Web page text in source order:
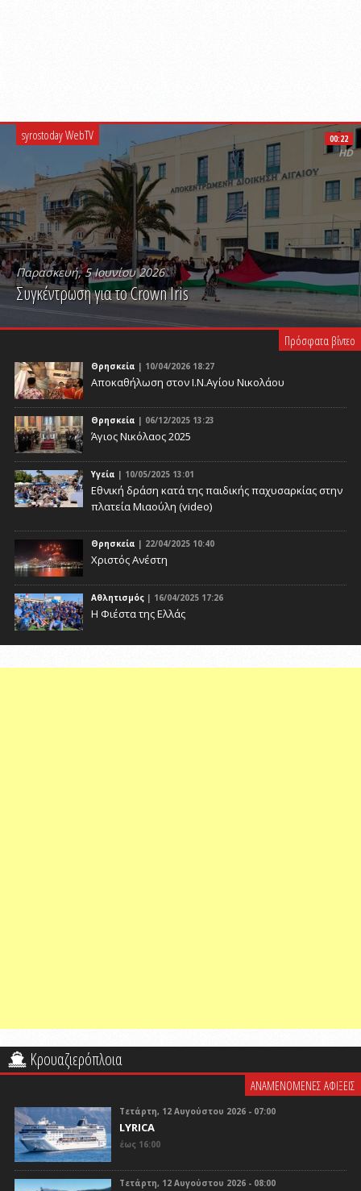
syrostoday WebTV
Παρασκευή, 5 Ιουνίου 2026
Συγκέντρωση για το Crown Iris
PLAY VIDEO
00:22
HD
Πρόσφατα βίντεο
Θρησκεία | 10/04/2026 18:27
Αποκαθήλωση στον Ι.Ν.Αγίου Νικολάου
Θρησκεία | 06/12/2025 13:23
Άγιος Νικόλαος 2025
Υγεία | 10/05/2025 13:01
Eθνική δράση κατά της παιδικής παχυσαρκίας στην
πλατεία Μιαούλη (video)
Θρησκεία | 22/04/2025 10:40
Χριστός Ανέστη
Αθλητισμός | 16/04/2025 17:26
Η Φιέστα της Ελλάς
Κρουαζιερόπλοια
ΑΝΑΜΕΝΟΜΕΝΕΣ ΑΦΙΞΕΙΣ
Τετάρτη, 12 Αυγούστου 2026 - 07:00
LYRICA
έως 16:00
Τετάρτη, 12 Αυγούστου 2026 - 08:00